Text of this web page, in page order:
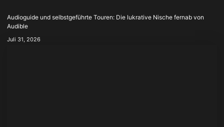
Audioguide und selbstgeführte Touren: Die lukrative Nische fernab von
Audible
Juli 31, 2026